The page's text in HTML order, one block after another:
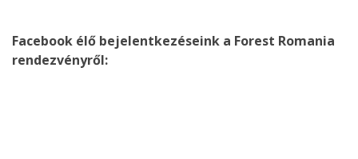
Facebook élő bejelentkezéseink a Forest Romania
rendezvényről: